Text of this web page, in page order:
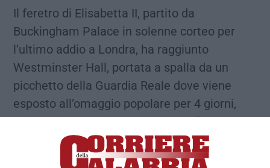
Il feretro di Elisabetta II, partito da
Buckingham Palace in solenne corteo per
l’ultimo addio a Londra, ha raggiunto
Westminster Hall, portata a spalla da un
picchetto della Guardia Reale dove viene
esposto all’omaggio popolare per 4 giorni,
prima dei funerali di Stato di lunedì 19
settembre. Le porte saranno aperte
all’afflusso del pubblico, mentre migliaia e